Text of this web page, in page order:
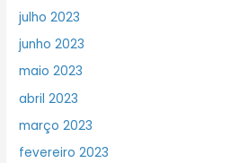
julho 2023
junho 2023
maio 2023
abril 2023
março 2023
fevereiro 2023